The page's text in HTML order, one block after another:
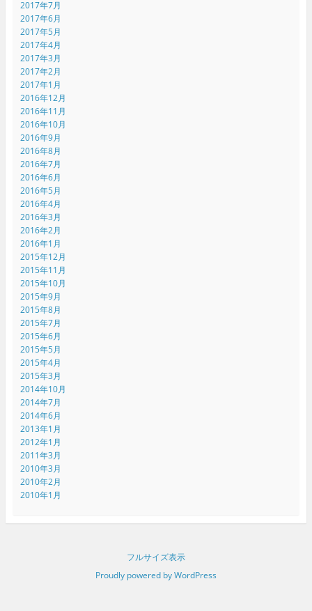
2017年7月
2017年6月
2017年5月
2017年4月
2017年3月
2017年2月
2017年1月
2016年12月
2016年11月
2016年10月
2016年9月
2016年8月
2016年7月
2016年6月
2016年5月
2016年4月
2016年3月
2016年2月
2016年1月
2015年12月
2015年11月
2015年10月
2015年9月
2015年8月
2015年7月
2015年6月
2015年5月
2015年4月
2015年3月
2014年10月
2014年7月
2014年6月
2013年1月
2012年1月
2011年3月
2010年3月
2010年2月
2010年1月
フルサイズ表示
Proudly powered by WordPress